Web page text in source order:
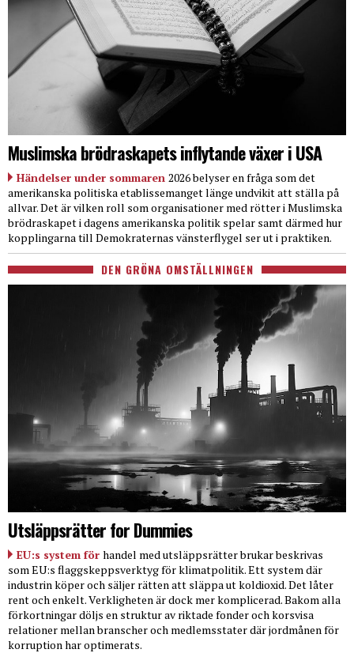
Muslimska brödraskapets inflytande växer i USA
Händelser under sommaren 2026 belyser en fråga som det
amerikanska politiska etablissemanget länge undvikit att ställa på
allvar. Det är vilken roll som organisationer med rötter i Muslimska
brödraskapet i dagens amerikanska politik spelar samt därmed hur
kopplingarna till Demokraternas vänsterflygel ser ut i praktiken.
DEN GRÖNA OMSTÄLLNINGEN
Utsläppsrätter for Dummies
EU:s system för handel med utsläppsrätter brukar beskrivas
som EU:s flaggskeppsverktyg för klimatpolitik. Ett system där
industrin köper och säljer rätten att släppa ut koldioxid. Det låter
rent och enkelt. Verkligheten är dock mer komplicerad. Bakom alla
förkortningar döljs en struktur av riktade fonder och korsvisa
relationer mellan branscher och medlemsstater där jordmånen för
korruption har optimerats.